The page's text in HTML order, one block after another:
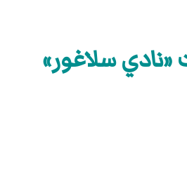
«نادي سلاغور»